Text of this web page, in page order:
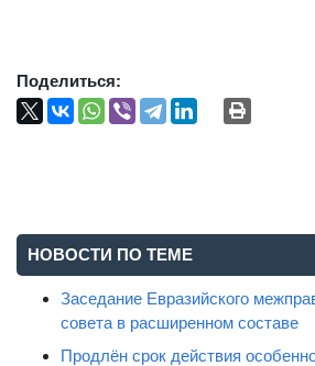
Поделиться:
НОВОСТИ ПО ТЕМЕ
Заседание Евразийского
совета в расширенном составе
Продлён срок действия